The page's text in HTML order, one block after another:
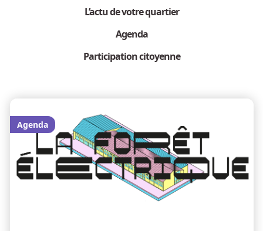
L’actu de votre quartier
Agenda
Participation citoyenne
Agenda